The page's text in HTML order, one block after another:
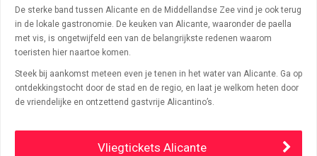
De sterke band tussen Alicante en de Middellandse Zee vind je ook terug
in de lokale gastronomie. De keuken van Alicante, waaronder de paella
met vis, is ongetwijfeld een van de belangrijkste redenen waarom
toeristen hier naartoe komen.
Steek bij aankomst meteen even je tenen in het water van Alicante. Ga op
ontdekkingstocht door de stad en de regio, en laat je welkom heten door
de vriendelijke en ontzettend gastvrije Alicantino’s.
Vliegtickets Alicante